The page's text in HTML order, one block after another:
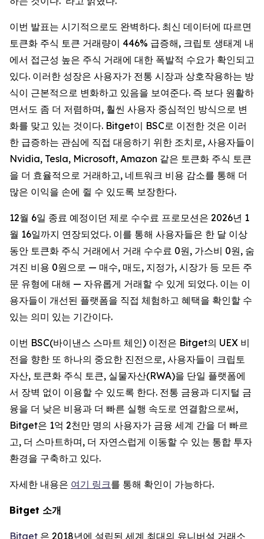
이번 발표는 시기적으로도 완벽하다. 최신 데이터에 따르면
토큰화 주식 토큰 거래량이 446% 급증해, 크립토 생태계 내
에서 접근성 높은 주식 거래에 대한 폭발적 수요가 확인되고
있다. 이러한 성장은 사용자가 전통 시장과 상호작용하는 방
식이 근본적으로 변화하고 있음을 보여준다. 즉 보다 원활하
면서도 좀 더 저렴하며, 훨씬 사용자 중심적인 방식으로 변
화를 맞고 있는 것이다. Bitget이 BSC로 이전한 것은 이러
한 급증하는 관심에 직접 대응하기 위한 조치로, 사용자들이
Nvidia, Tesla, Microsoft, Amazon 같은 토큰화 주식 토큰
을 더 효율적으로 거래하고, 네트워크 비용 감소를 통해 더
많은 이익을 손에 쥘 수 있도록 보장한다.
12월 6일 종료 예정이던 제로 수수료 프로모션은 2026년 1
월 16일까지 연장되었다. 이를 통해 사용자들은 한 달 이상
동안 토큰화 주식 거래에서 거래 수수료 0원, 가스비 0원, 숨
겨진 비용 0원으로 — 매수, 매도, 지정가, 시장가 등 모든 주
문 유형에 대해 — 자유롭게 거래할 수 있게 되었다. 이는 이
용자들이 개선된 플랫폼을 직접 체험하고 혜택을 확인할 수
있는 의미 있는 기간이다.
이번 BSC(바이낸스 스마트 체인) 이전은 Bitget의 UEX 비
전을 향한 또 하나의 중요한 진전으로, 사용자들이 크립토
자산, 토큰화 주식 토큰, 실물자산(RWA)을 단일 플랫폼에
서 장벽 없이 이용할 수 있도록 한다. 전통 금융과 디지털 금
융을 더 낮은 비용과 더 빠른 실행 속도로 연결함으로써,
Bitget은 1억 2천만 명의 사용자가 금융 세계 간을 더 빠르
고, 더 스마트하며, 더 자연스럽게 이동할 수 있는 통합 투자
환경을 구축하고 있다.
자세한 내용은 여기 링크를 통해 확인이 가능하다.
Bitget 소개
Bitget 은 2018년에 설립된 세계 최대의 유니버설 거래소